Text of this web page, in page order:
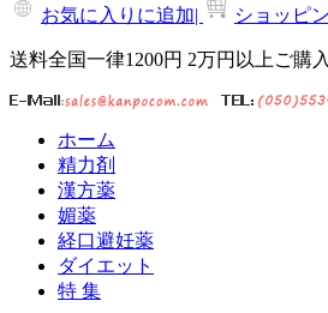
お気に入りに追加| ショッピ
送料全国一律1200円 2万円以上ご購
ホーム
精力剤
漢方薬
媚薬
経口避妊薬
ダイエット
特 集